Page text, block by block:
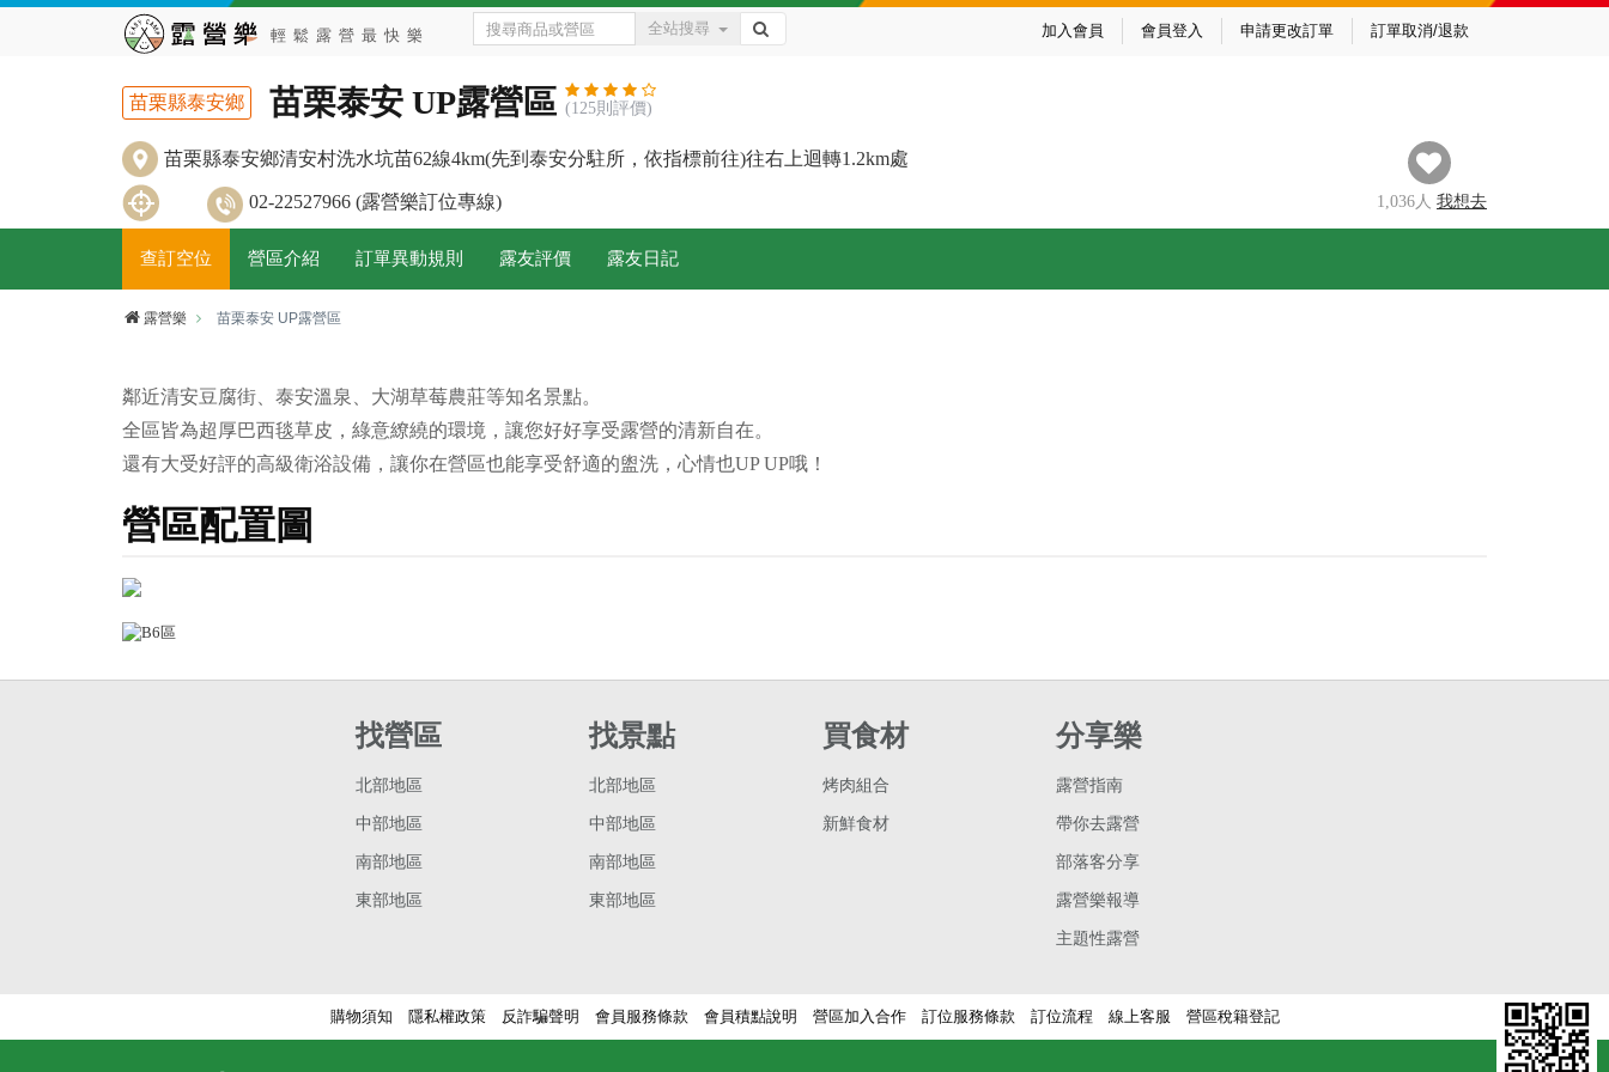
全站搜尋 加入會員 會員登入 申請更改訂單 訂單取消/退款
苗栗縣泰安鄉 苗栗泰安 UP露營區 (125則評價)
苗栗縣泰安鄉清安村洗水坑苗62線4km(先到泰安分駐所，依指標前往)往右上迴轉1.2km處
02-22527966 (露營樂訂位專線) 1,036人 我想去
查訂空位 營區介紹 訂單異動規則 露友評價 露友日記
露營樂 苗栗泰安 UP露營區
鄰近清安豆腐街、泰安溫泉、大湖草莓農莊等知名景點。
全區皆為超厚巴西毯草皮，綠意繚繞的環境，讓您好好享受露營的清新自在。
還有大受好評的高級衛浴設備，讓你在營區也能享受舒適的盥洗，心情也UP UP哦！
營區配置圖
找營區
北部地區
中部地區
南部地區
東部地區
找景點
北部地區
中部地區
南部地區
東部地區
買食材
烤肉組合
新鮮食材
分享樂
露營指南
帶你去露營
部落客分享
露營樂報導
主題性露營
購物須知 隱私權政策 反詐騙聲明 會員服務條款 會員積點說明 營區加入合作 訂位服務條款 訂位流程 線上客服 營區稅籍登記